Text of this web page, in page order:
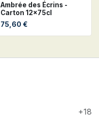
Ambrée des Écrins -
Carton 12x75cl
75,60 €
+18